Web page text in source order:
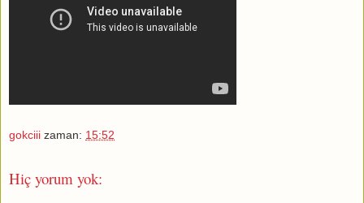
gokciii zaman: 15:52
Hiç yorum yok: